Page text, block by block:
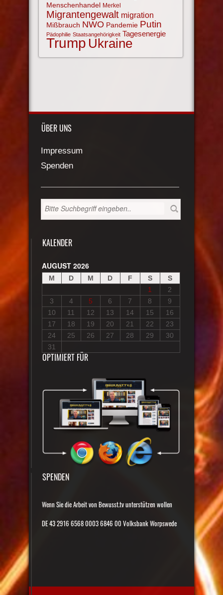
Menschenhandel Merkel
Migrantengewalt migration
Mißbrauch NWO Pandemie Putin
Pädophilie Staatsangehörigkeit Tagesenergie
Trump Ukraine
ÜBER UNS
Impressum
Spenden
KALENDER
AUGUST 2026
M D M D F S
S
1
2
3
4 5 6 7 8
9
10
11 12 13 14 15
16
17
18 19 20 21 22
23
24
25 26 27 28 29
30
31
OPTIMIERT FÜR
SPENDEN
Wenn Sie die Arbeit von Bewusst.tv unterstützen wollen
DE 43 2916 6568 0003 6846 00 Volksbank Worpswede